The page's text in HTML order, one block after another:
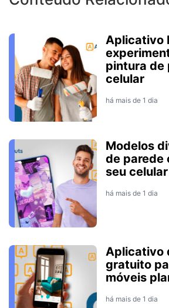
Aplicativo
pintura de
celular
há mais de 1 dia
Modelos
de parede
seu celular
há mais de 1 dia
Aplicativo
gratuito
móveis
há mais de 1 dia